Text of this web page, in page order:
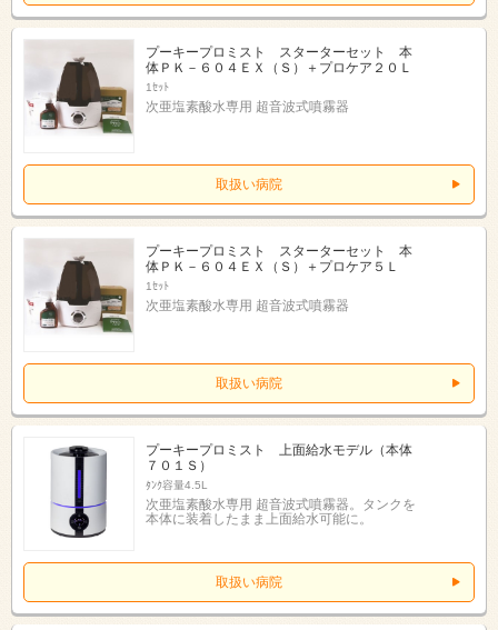
プーキープロミスト スターターセット 本
体ＰＫ－６０４ＥＸ（Ｓ）＋プロケア２０Ｌ
1ｾｯﾄ
次亜塩素酸水専用 超音波式噴霧器
取扱い病院
プーキープロミスト スターターセット 本
体ＰＫ－６０４ＥＸ（Ｓ）＋プロケア５Ｌ
1ｾｯﾄ
次亜塩素酸水専用 超音波式噴霧器
取扱い病院
プーキープロミスト 上面給水モデル（本体
７０１Ｓ）
ﾀﾝｸ容量4.5L
次亜塩素酸水専用 超音波式噴霧器。タンクを
本体に装着したまま上面給水可能に。
取扱い病院